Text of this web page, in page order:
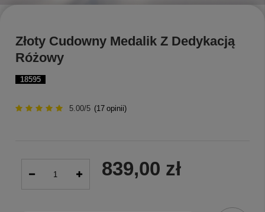
18595
Złoty Cudowny Medalik Z Dedykacją
Różowy
5.00/5 (17 opinii)
839,00 zł